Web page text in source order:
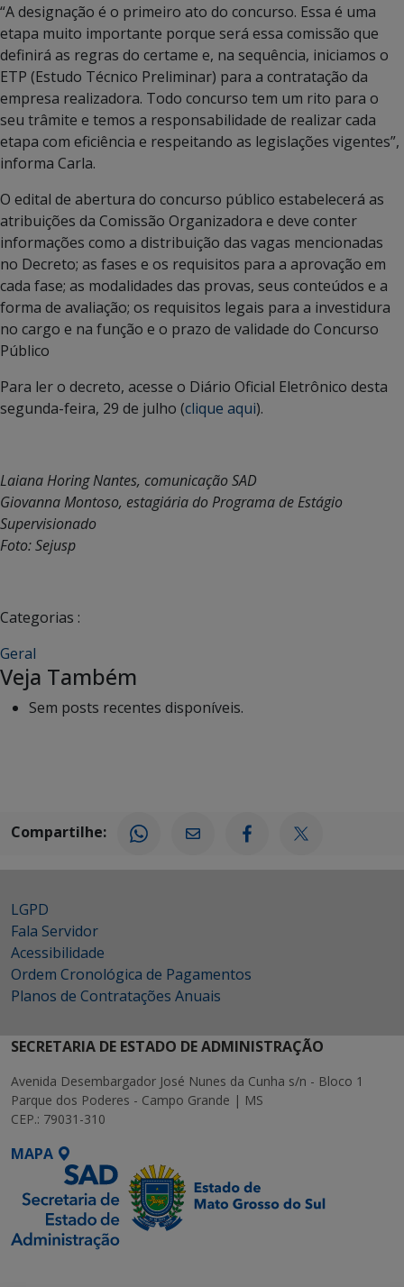
“A designação é o primeiro ato do concurso. Essa é uma
etapa muito importante porque será essa comissão que
definirá as regras do certame e, na sequência, iniciamos o
ETP (Estudo Técnico Preliminar) para a contratação da
empresa realizadora. Todo concurso tem um rito para o
seu trâmite e temos a responsabilidade de realizar cada
etapa com eficiência e respeitando as legislações vigentes”,
informa Carla.
O edital de abertura do concurso público estabelecerá as
atribuições da Comissão Organizadora e deve conter
informações como a distribuição das vagas mencionadas
no Decreto; as fases e os requisitos para a aprovação em
cada fase; as modalidades das provas, seus conteúdos e a
forma de avaliação; os requisitos legais para a investidura
no cargo e na função e o prazo de validade do Concurso
Público
Para ler o decreto, acesse o Diário Oficial Eletrônico desta
segunda-feira, 29 de julho (clique aqui).
Laiana Horing Nantes, comunicação SAD
Giovanna Montoso, estagiária do Programa de Estágio
Supervisionado
Foto: Sejusp
Categorias :
Geral
Veja Também
Sem posts recentes disponíveis.
Compartilhe:
LGPD
Fala Servidor
Acessibilidade
Ordem Cronológica de Pagamentos
Planos de Contratações Anuais
SECRETARIA DE ESTADO DE ADMINISTRAÇÃO
Avenida Desembargador José Nunes da Cunha s/n - Bloco 1
Parque dos Poderes - Campo Grande | MS
CEP.: 79031-310
MAPA